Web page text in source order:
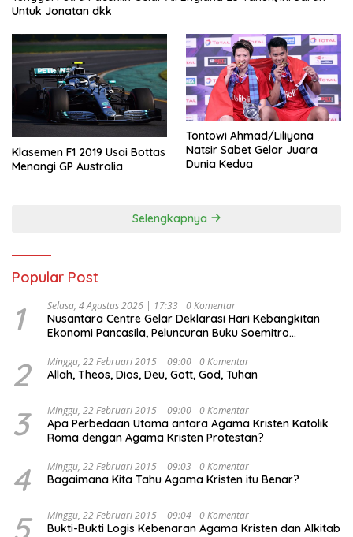
Untuk Jonatan dkk
Klasemen F1 2019 Usai Bottas
Menangi GP Australia
Tontowi Ahmad/Liliyana
Natsir Sabet Gelar Juara
Dunia Kedua
Selengkapnya
Popular Post
1 Selasa, 4 Agustus 2026 | 17:33 0 Komentar
Nusantara Centre Gelar Deklarasi Hari Kebangkitan
Ekonomi Pancasila, Peluncuran Buku Soemitro
Ekonomi Politik Indonesia) & Simposium Nasional
“Urgensi Undang-Undang Perekonomian Nasional dan
Indonesia Emas 2045”,
2 Minggu, 22 Februari 2015 | 09:00 0 Komentar
Allah, Theos, Dios, Deu, Gott, God, Tuhan
3 Minggu, 22 Februari 2015 | 09:00 0 Komentar
Apa Perbedaan Utama antara Agama Kristen Katolik
Roma dengan Agama Kristen Protestan?
4 Minggu, 22 Februari 2015 | 09:03 0 Komentar
Bagaimana Kita Tahu Agama Kristen itu Benar?
5 Minggu, 22 Februari 2015 | 09:04 0 Komentar
Bukti-Bukti Logis Kebenaran Agama Kristen dan Alkitab